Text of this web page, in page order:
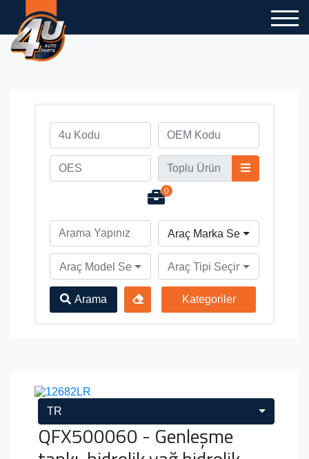
0
Araç Marka Seçiniz
Araç Model Seçiniz Araç Tipi Seçiniz
Arama Kategoriler
TR
QFX500060 - Genleşme